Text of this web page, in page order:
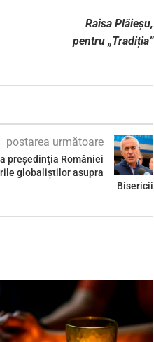
Raisa Plăieșu,
pentru „Tradiția”
postarea următoare
preşedinţia României
globaliştilor asupra
Bisericii